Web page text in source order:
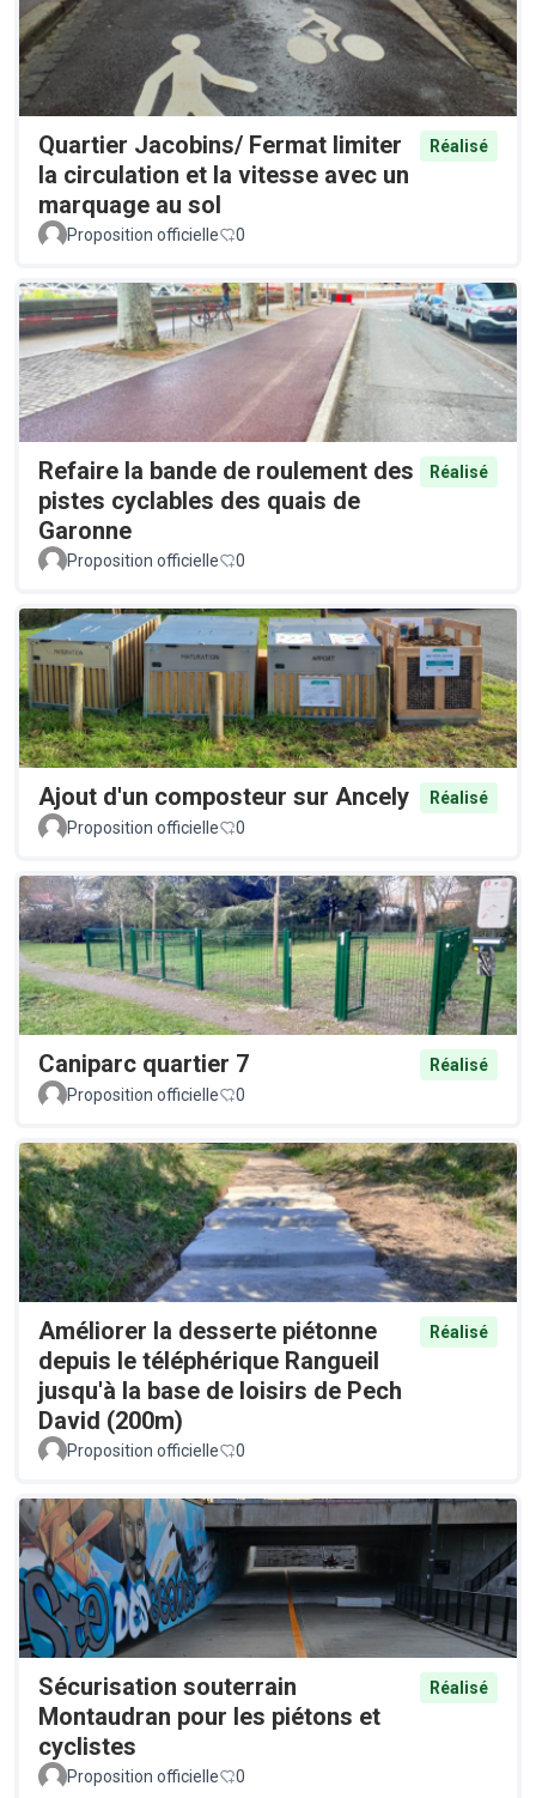
Quartier Jacobins/ Fermat limiter
la circulation et la vitesse avec un
marquage au sol
Réalisé
Proposition officielle 0
Refaire la bande de roulement des
pistes cyclables des quais de
Garonne
Réalisé
Proposition officielle 0
Ajout d'un composteur sur Ancely
Réalisé
Proposition officielle
0
Caniparc quartier 7
Réalisé
Proposition officielle
0
Améliorer la desserte piétonne
depuis le téléphérique Rangueil
jusqu'à la base de loisirs de Pech
David (200m)
Réalisé
Proposition officielle 0
Sécurisation souterrain
Montaudran pour les piétons et
cyclistes
Réalisé
Proposition officielle 0